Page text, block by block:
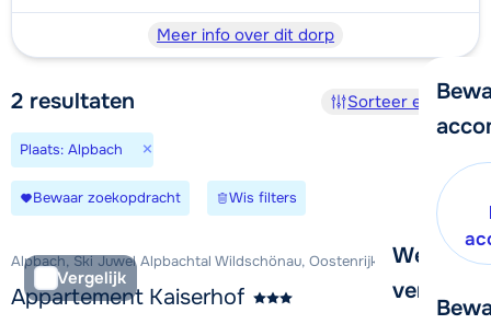
We
verder!
Meer info over dit dorp
2 resultaten Sorteer en filter
Plaats: Alpbach ×
Bewaar zoekopdracht Wis filters
Vergelijk
Alpbach, Ski Juwel Alpbachtal Wildschönau, Oostenrijk
Appartement Kaiserhof